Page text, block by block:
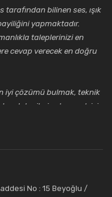
bilinen ses, ışık
yapmaktadır.
taleplerinizi en
cevap verecek en doğru
çözümü bulmak, teknik
daha ileriye taşımak için
ve gelecekteNo : 15 Beyoğlu /